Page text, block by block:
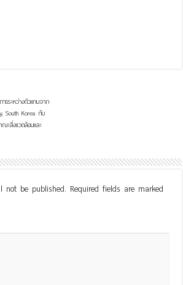
รระหว่างตัวแทนจาก
South Korea กับ
ะสิ่งแวดล้อมและ
not be published. Required fields are marked